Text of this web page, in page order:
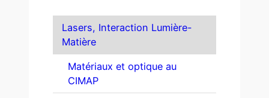
Lasers, Interaction Lumière-
Matière
Matériaux et optique au
CIMAP